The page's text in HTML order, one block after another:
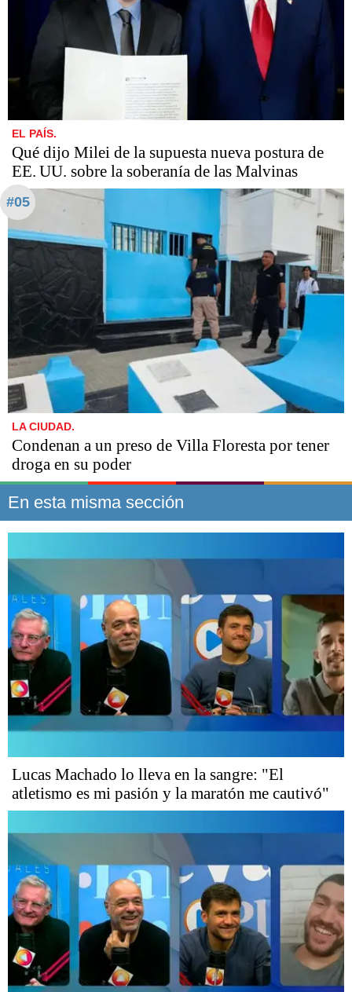
EL PAÍS.
Qué dijo Milei de la supuesta nueva postura de
EE. UU. sobre la soberanía de las Malvinas
#05
LA CIUDAD.
Condenan a un preso de Villa Floresta por tener
droga en su poder
En esta misma sección
Lucas Machado lo lleva en la sangre: "El
atletismo es mi pasión y la maratón me cautivó"